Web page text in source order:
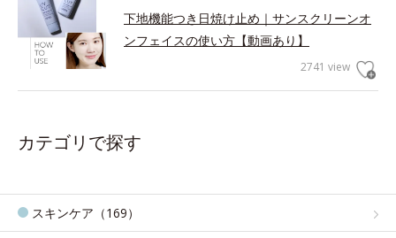
下地機能つき日焼け止め｜サンスクリーンオ
ンフェイスの使い方【動画あり】
2741 view
カテゴリで探す
スキンケア（169）